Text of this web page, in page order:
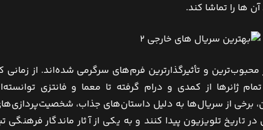
ها را تماشا کند.
و تأثیرگذارترین فرم‌های سرگرمی شده‌اند. از زمانی
ژانرها از کمدی و درام گرفته تا معما و فانتزی
برخی از سریال‌ها به دلیل داستان‌های جذاب،
تاریخ تلویزیون پیدا کنند و به یکی از آثار ماندگار فرهنگی